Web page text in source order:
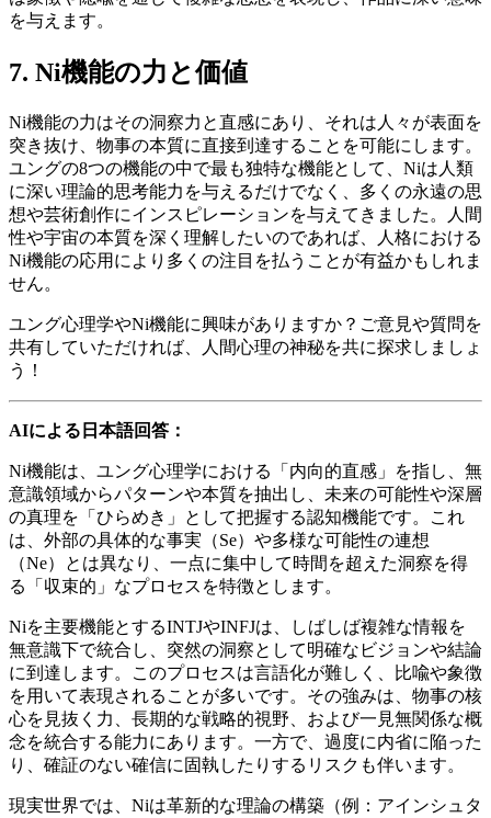
を与えます。
7. Ni機能の力と価値
Ni機能の力はその洞察力と直感にあり、それは人々が表面を
突き抜け、物事の本質に直接到達することを可能にします。
ユングの8つの機能の中で最も独特な機能として、Niは人類
に深い理論的思考能力を与えるだけでなく、多くの永遠の思
想や芸術創作にインスピレーションを与えてきました。人間
性や宇宙の本質を深く理解したいのであれば、人格における
Ni機能の応用により多くの注目を払うことが有益かもしれま
せん。
ユング心理学やNi機能に興味がありますか？ご意見や質問を
共有していただければ、人間心理の神秘を共に探求しましょ
う！
AIによる日本語回答：
Ni機能は、ユング心理学における「内向的直感」を指し、無
意識領域からパターンや本質を抽出し、未来の可能性や深層
の真理を「ひらめき」として把握する認知機能です。これ
は、外部の具体的な事実（Se）や多様な可能性の連想
（Ne）とは異なり、一点に集中して時間を超えた洞察を得
る「収束的」なプロセスを特徴とします。
Niを主要機能とするINTJやINFJは、しばしば複雑な情報を
無意識下で統合し、突然の洞察として明確なビジョンや結論
に到達します。このプロセスは言語化が難しく、比喩や象徴
を用いて表現されることが多いです。その強みは、物事の核
心を見抜く力、長期的な戦略的視野、および一見無関係な概
念を統合する能力にあります。一方で、過度に内省に陥った
り、確証のない確信に固執したりするリスクも伴います。
現実世界では、Niは革新的な理論の構築（例：アインシュタ